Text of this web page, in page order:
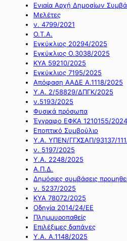
Ενιαία Αρχή Δημοσίων
Μελέτες
ν. 4799/2021
Ο.Τ.Α.
Εγκύκλιος 20294/2025
Εγκύκλιος Ο.3038/2025
ΚΥΑ 59210/2025
Εγκύκλιος 7195/2025
Απόφαση ΑΑΔΕ Α.1118/2025
Υ.Α. 2/58829/ΔΠΓΚ/2025
ν.5193/2025
Φυσικά πρόσωπα
Έγγραφο ΕΦΚΑ 1210155/2024
Εποπτικό Συμβούλιο
Υ.Α. ΥΠΕΝ/ΓΓΧΣΑΠ/93137/
ν. 5197/2025
Υ.Α. 2248/2025
Α.Π.Δ.
Δημόσιες συμβάσεις
ν. 5237/2025
ΚΥΑ 78072/2025
Οδηγία 2014/24/ΕΕ
Πλημμυροπαθείς
Επιλέξιμες δαπάνες
Υ.Α. Α.1148/2025